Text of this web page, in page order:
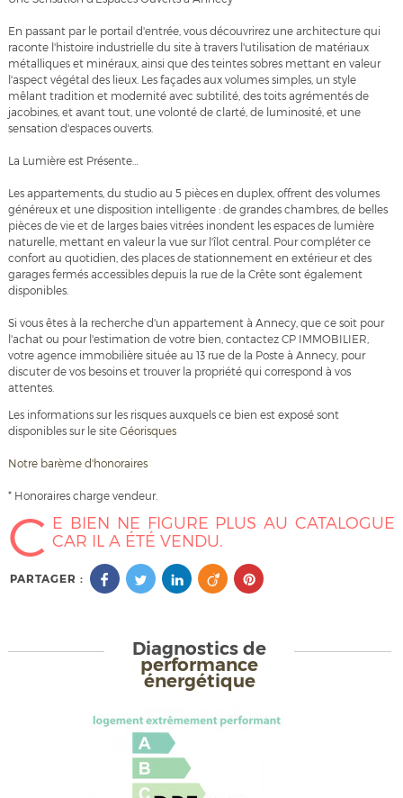
En passant par le portail d'entrée, vous découvrirez une architecture qui
raconte l'histoire industrielle du site à travers l'utilisation de matériaux
métalliques et minéraux, ainsi que des teintes sobres mettant en valeur
l'aspect végétal des lieux. Les façades aux volumes simples, un style
mêlant tradition et modernité avec subtilité, des toits agrémentés de
jacobines, et avant tout, une volonté de clarté, de luminosité, et une
sensation d'espaces ouverts.
La Lumière est Présente…
Les appartements, du studio au 5 pièces en duplex, offrent des volumes
généreux et une disposition intelligente : de grandes chambres, de belles
pièces de vie et de larges baies vitrées inondent les espaces de lumière
naturelle, mettant en valeur la vue sur l'îlot central. Pour compléter ce
confort au quotidien, des places de stationnement en extérieur et des
garages fermés accessibles depuis la rue de la Crête sont également
disponibles.
Si vous êtes à la recherche d'un appartement à Annecy, que ce soit pour
l'achat ou pour l'estimation de votre bien, contactez CP IMMOBILIER,
votre agence immobilière située au 13 rue de la Poste à Annecy, pour
discuter de vos besoins et trouver la propriété qui correspond à vos
attentes.
Les informations sur les risques auxquels ce bien est exposé sont
disponibles sur le site Géorisques
Notre barème d'honoraires
* Honoraires charge vendeur.
C E BIEN NE FIGURE PLUS AU CATALOGUE
CAR IL A ÉTÉ VENDU.
PARTAGER :
Diagnostics de
performance
énergétique